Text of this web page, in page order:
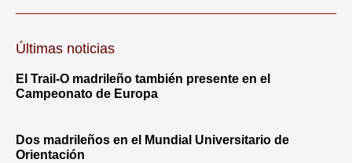
Últimas noticias
El Trail-O madrileño también presente en el
Campeonato de Europa
Dos madrileños en el Mundial Universitario de
Orientación